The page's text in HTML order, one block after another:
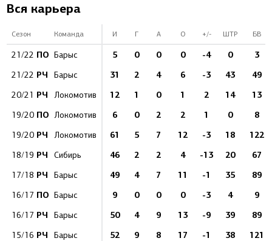
Вся карьера
Сезон Команда И Г А О +/- ШТР БВ
21/22 ПО Барыс 5 0 0 0 -4 0 3
21/22 РЧ Барыс 31 2 4 6 -3 43 49
20/21 РЧ Локомотив 12 1 0 1 2 14 13
19/20 ПО Локомотив 6 0 2 2 1 0 8
19/20 РЧ Локомотив 61 5 7 12 -3 18 122
18/19 РЧ Сибирь 46 2 2 4 -13 20 67
17/18 РЧ Барыс 49 4 7 11 -1 35 89
16/17 ПО Барыс 9 0 0 0 -3 4 9
16/17 РЧ Барыс 50 4 9 13 -9 39 89
15/16 РЧ Барыс 52 9 8 17 -1 38 121